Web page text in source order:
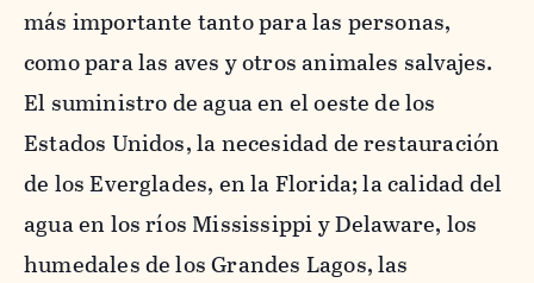
más importante tanto para las personas,
como para las aves y otros animales salvajes.
El suministro de agua en el oeste de los
Estados Unidos, la necesidad de restauración
de los Everglades, en la Florida; la calidad del
agua en los ríos Mississippi y Delaware, los
humedales de los Grandes Lagos, las